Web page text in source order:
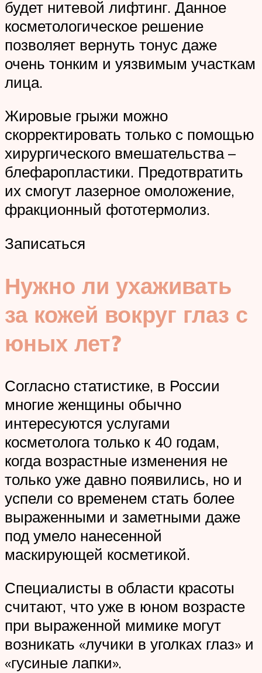
будет нитевой лифтинг. Данное
косметологическое решение
позволяет вернуть тонус даже
очень тонким и уязвимым участкам
лица.
Жировые грыжи можно
скорректировать только с помощью
хирургического вмешательства –
блефаропластики. Предотвратить
их смогут лазерное омоложение,
фракционный фототермолиз.
Записаться
Нужно ли ухаживать
за кожей вокруг глаз с
юных лет?
Согласно статистике, в России
многие женщины обычно
интересуются услугами
косметолога только к 40 годам,
когда возрастные изменения не
только уже давно появились, но и
успели со временем стать более
выраженными и заметными даже
под умело нанесенной
маскирующей косметикой.
Специалисты в области красоты
считают, что уже в юном возрасте
при выраженной мимике могут
возникать «лучики в уголках глаз» и
«гусиные лапки».